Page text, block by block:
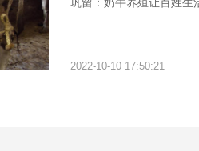
2022-10-10 17:50:21